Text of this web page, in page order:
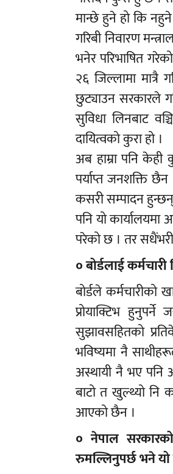
मान्छे हुने हो कि
गरिबी निवारण
भनेर परिभाषित
२६ जिल्लामा
छुट्याउन सरकारले
सुविधा लिनबाट
दायित्वको कुरा हो ।
अब हाम्रा पनि
पर्याप्त जनशक्ति
कसरी सम्पादन
पनि यो
परेको छ । तर
० बोर्डलाई
बोर्डले कर्मचारीको
प्रोयाक्टिभ
सुझावसहितको
भविष्यमा नै
अस्थायी नै भए पनि
बाटो त खुल्थ्यो नि
आएको छैन ।
० नेपाल
रुमल्लिनुपर्छ भने यो